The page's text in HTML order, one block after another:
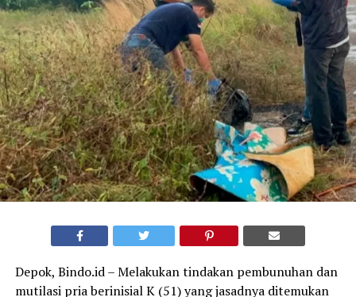
Depok, Bindo.id – Melakukan tindakan pembunuhan dan
mutilasi pria berinisial K (51) yang jasadnya ditemukan